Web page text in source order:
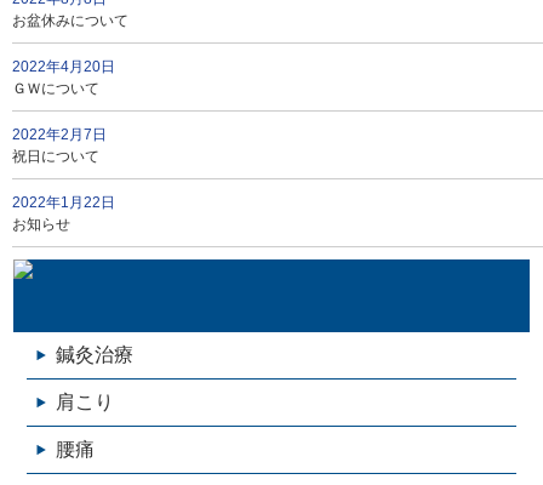
お盆休みについて
2022年4月20日
ＧＷについて
2022年2月7日
祝日について
2022年1月22日
お知らせ
鍼灸治療
肩こり
腰痛